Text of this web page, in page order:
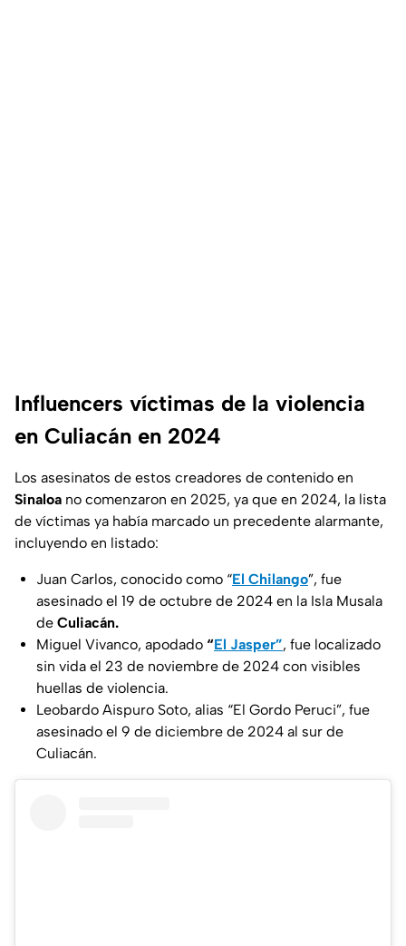
Influencers víctimas de la violencia
en Culiacán en 2024
Los asesinatos de estos creadores de contenido en
Sinaloa no comenzaron en 2025, ya que en 2024, la lista
de víctimas ya había marcado un precedente alarmante,
incluyendo en listado:
Juan Carlos, conocido como “El Chilango”, fue
asesinado el 19 de octubre de 2024 en la Isla Musala
de Culiacán.
Miguel Vivanco, apodado “El Jasper”, fue localizado
sin vida el 23 de noviembre de 2024 con visibles
huellas de violencia.
Leobardo Aispuro Soto, alias “El Gordo Peruci”, fue
asesinado el 9 de diciembre de 2024 al sur de
Culiacán.